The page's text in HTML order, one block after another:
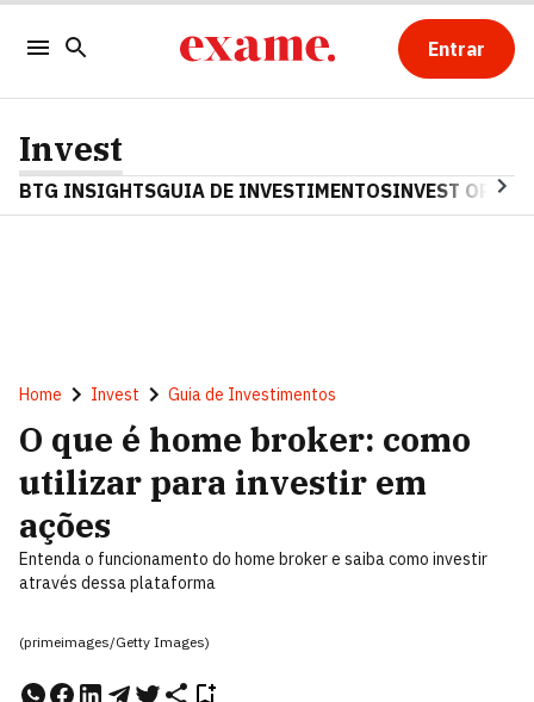
Entrar
Invest
BTG INSIGHTSGUIA DE INVESTIMENTOSINVEST OPINA
Home Invest Guia de Investimentos
O que é home broker: como
utilizar para investir em
ações
Entenda o funcionamento do home broker e saiba como investir
através dessa plataforma
(primeimages/Getty Images)